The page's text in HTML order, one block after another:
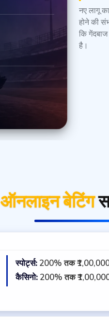
नए लागू
होने की
कि
है।
ऑनलाइन बेटिंग
स्पोर्ट्स: 200% तक
कैसिनो: 200% तक